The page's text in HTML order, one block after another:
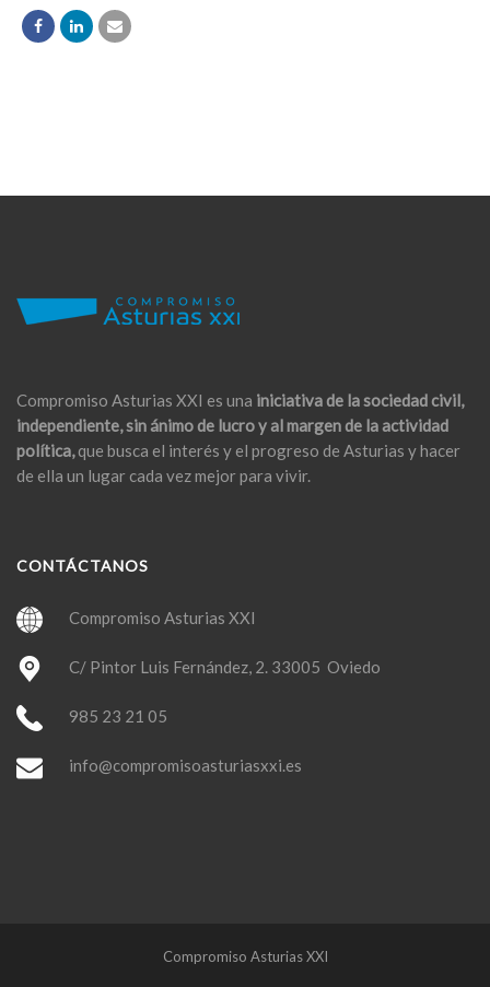
Compromiso Asturias XXI es una iniciativa de la sociedad civil,
independiente, sin ánimo de lucro y al margen de la actividad
política,que busca el interés y el progreso de Asturias y hacer
de ella un lugar cada vez mejor para vivir.
CONTÁCTANOS
Compromiso Asturias XXI
C/ Pintor Luis Fernández, 2. 33005 Oviedo
985 23 21 05
info@compromisoasturiasxxi.es
Compromiso Asturias XXI